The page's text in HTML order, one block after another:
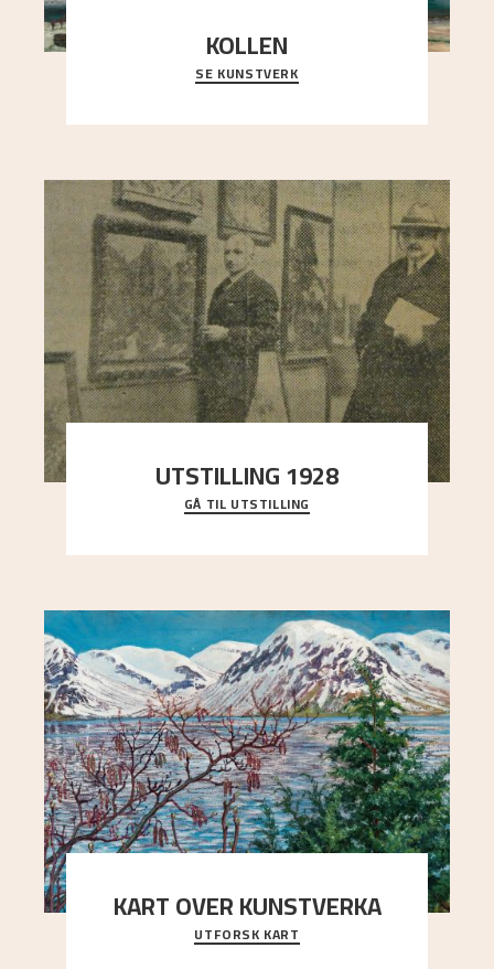
KOLLEN
Et ruvende fjell dominerer bildeflaten, og står i
sterk kontrast til det spinkle rognetreet ute
SE KUNSTVERK
UTSTILLING 1928
Då Astrup døydde i 1928, tok vennene Moritz
Kaland og Simon Thorbjørnsen initiativ til å
GÅ TIL UTSTILLING
KART OVER KUNSTVERKA
Utforsk stedene og utsiktene i Astrups malerier
UTFORSK KART